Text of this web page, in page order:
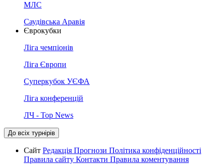
МЛС
Саудівська Аравія
Єврокубки
Ліга чемпіонів
Ліга Європи
Суперкубок УЄФА
Ліга конференцій
ЛЧ - Top News
До всіх турнірів
Сайт Редакція Прогнози Політика конфіденційності
Правила сайту Контакти Правила коментування